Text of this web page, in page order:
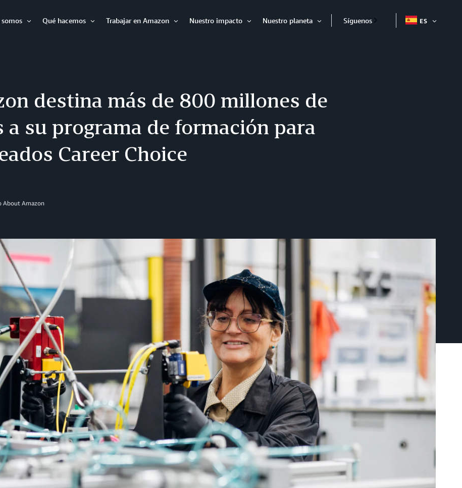
Qué hacemos
Trabajar en Amazon
Nuestro impacto
Nuestro planeta
Expandir
Síguenos ES
destina más de 800 millones de
a su programa de formación para
Career Choice
About Amazon